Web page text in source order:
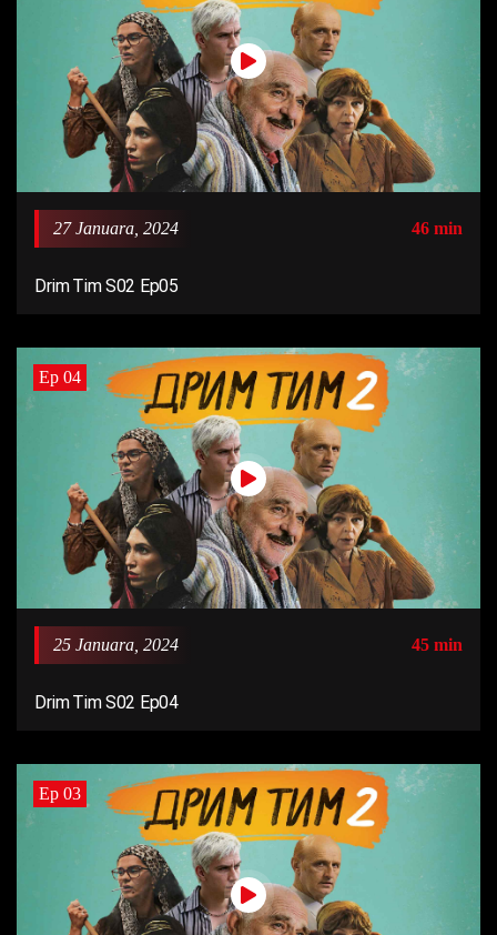
27 Januara, 2024 46 min
Drim Tim S02 Ep05
Ep 04
25 Januara, 2024 45 min
Drim Tim S02 Ep04
Ep 03